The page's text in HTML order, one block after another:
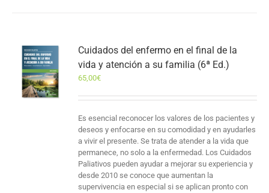
Cuidados del enfermo en el final de la
vida y atención a su familia (6ª Ed.)
65,00€
Es esencial reconocer los valores de los pacientes y
deseos y enfocarse en su comodidad y en ayudarles
a vivir el presente. Se trata de atender a la vida que
permanece, no solo a la enfermedad. Los Cuidados
Paliativos pueden ayudar a mejorar su experiencia y
desde 2010 se conoce que aumentan la
supervivencia en especial si se aplican pronto con